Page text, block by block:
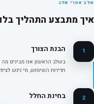
שלב אחרי שלב
איך מתבצע התהליך
1 הבנת הצורך
בשלב הראשון אנו מבינים
תדירות השימוש, מי ניגש
2 בחינת החלל